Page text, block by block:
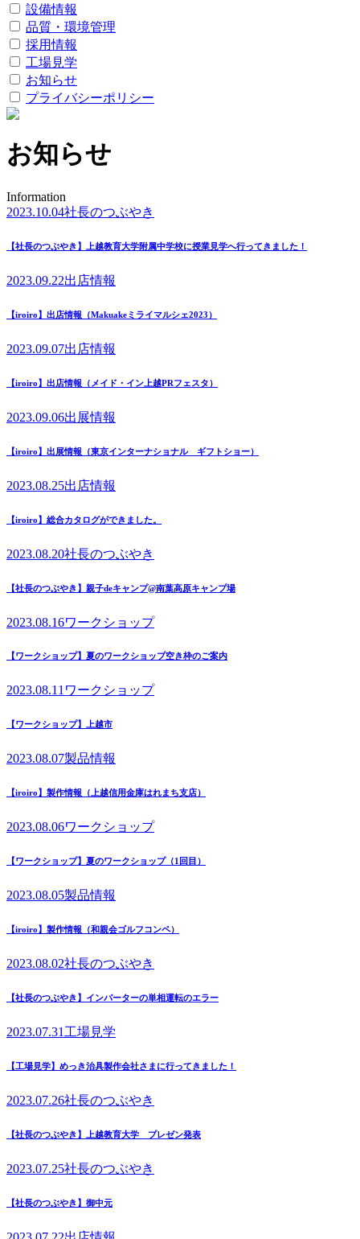
設備情報
品質・環境管理
採用情報
工場見学
お知らせ
プライバシーポリシー
お知らせ
Information
2023.10.04社長のつぶやき
【社長のつぶやき】上越教育大学附属中学校に授業見学へ行ってきました！
2023.09.22出店情報
【iroiro】出店情報（Makuakeミライマルシェ2023）
2023.09.07出店情報
【iroiro】出店情報（メイド・イン上越PRフェスタ）
2023.09.06出展情報
【iroiro】出展情報（東京インターナショナル ギフトショー）
2023.08.25出店情報
【iroiro】総合カタログができました。
2023.08.20社長のつぶやき
【社長のつぶやき】親子deキャンプ@南葉高原キャンプ場
2023.08.16ワークショップ
【ワークショップ】夏のワークショップ空き枠のご案内
2023.08.11ワークショップ
【ワークショップ】上越市
2023.08.07製品情報
【iroiro】製作情報（上越信用金庫はれまち支店）
2023.08.06ワークショップ
【ワークショップ】夏のワークショップ（1回目）
2023.08.05製品情報
【iroiro】製作情報（和親会ゴルフコンペ）
2023.08.02社長のつぶやき
【社長のつぶやき】インバーターの単相運転のエラー
2023.07.31 工場見学
【工場見学】めっき治具製作会社さまに行ってきました！
2023.07.26社長のつぶやき
【社長のつぶやき】上越教育大学 プレゼン発表
2023.07.25社長のつぶやき
【社長のつぶやき】御中元